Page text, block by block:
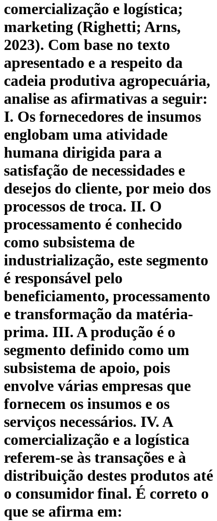
comercialização e logística;
marketing (Righetti; Arns,
2023). Com base no texto
apresentado e a respeito da
cadeia produtiva agropecuária,
analise as afirmativas a seguir:
I. Os fornecedores de insumos
englobam uma atividade
humana dirigida para a
satisfação de necessidades e
desejos do cliente, por meio dos
processos de troca. II. O
processamento é conhecido
como subsistema de
industrialização, este segmento
é responsável pelo
beneficiamento, processamento
e transformação da matéria-
prima. III. A produção é o
segmento definido como um
subsistema de apoio, pois
envolve várias empresas que
fornecem os insumos e os
serviços necessários. IV. A
comercialização e a logística
referem-se às transações e à
distribuição destes produtos até
o consumidor final. É correto o
que se afirma em: